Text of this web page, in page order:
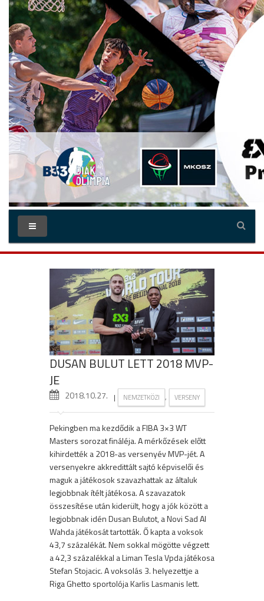
DUSAN BULUT LETT 2018 MVP-
JE
2018.10.27. | NEMZETKÖZI , VERSENY
Pekingben ma kezdődik a FIBA 3×3 WT
Masters sorozat fináléja. A mérkőzések előtt
kihirdették a 2018-as versenyév MVP-jét. A
versenyekre akkredittált sajtó képviselői és
maguk a játékosok szavazhattak az általuk
legjobbnak ítélt játékosa. A szavazatok
összesítése után kiderült, hogy a jók között a
legjobbnak idén Dusan Bulutot, a Novi Sad Al
Wahda játékosát tartották. Ő kapta a voksok
43,7 százalékát. Nem sokkal mögötte végzett
a 42,3 százalékkal a Liman Tesla Vpda játékosa
Stefan Stojacic. A voksolás 3. helyezettje a
Riga Ghetto sportolója Karlis Lasmanis lett.